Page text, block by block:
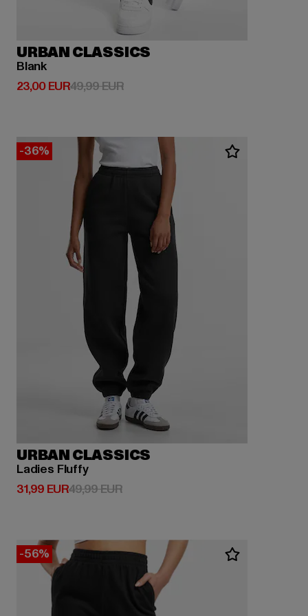
URBAN CLASSICS
Blank
23,00 EUR
Derzeitiger Preis: 23,00 EUR
49,99 EURAktionspreis: 49,99 EUR
-36%
URBAN CLASSICS
Ladies Fluffy
31,99 EUR
Derzeitiger Preis: 31,99 EUR
49,99 EURAktionspreis: 49,99 EUR
-56%